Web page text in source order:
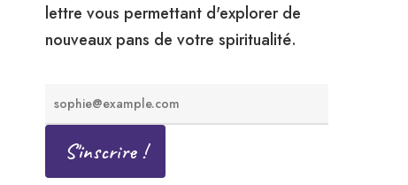
lettre vous permettant d'explorer de
nouveaux pans de votre spiritualité.